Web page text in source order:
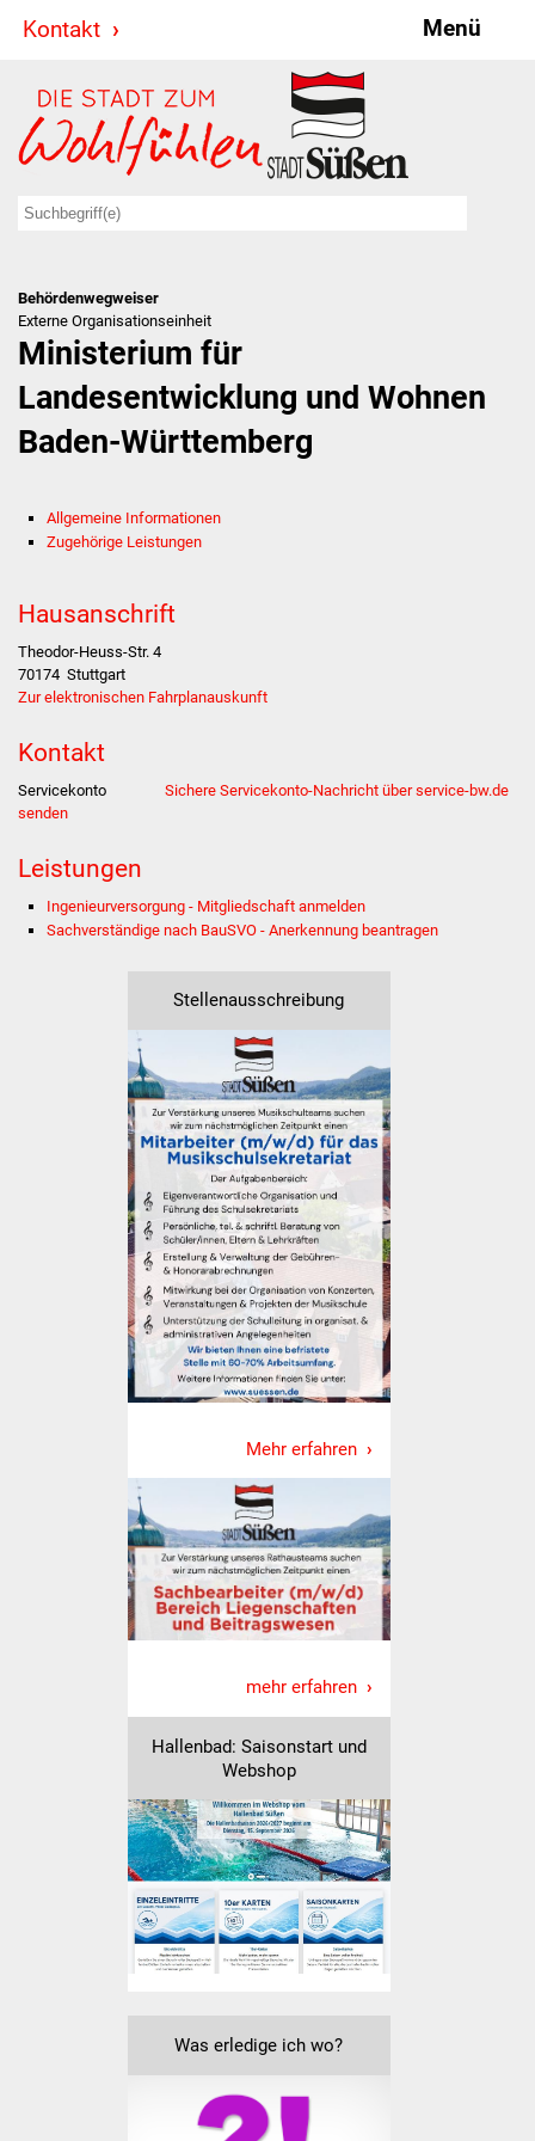
Kontakt Menü
Stadt & Politik
Bürgermeister
Jugendbeirat
Ortsrecht
Wahlen
Stadtinfo
Jubiläumsjahr 2021
Partnerstädte
Projekte
Schulentwicklung Bizet
Sanierung Hallenbad
Ortsentwicklung
Presse
Bürger & Service
Lebenslagen
Formulare
Bürgerinfos
Bildung
Kindergärten
Kolping-Musikschule
Behördenwegweiser
Externe Organisationseinheit
Ministerium für
Landesentwicklung und Wohnen
Baden-Württemberg
Allgemeine Informationen
Zugehörige Leistungen
Hausanschrift
Theodor-Heuss-Str. 4
70174 Stuttgart
Zur elektronischen Fahrplanauskunft
Kontakt
Servicekonto
Sichere Servicekonto-Nachricht über service-bw.de
senden
Leistungen
Ingenieurversorgung - Mitgliedschaft anmelden
Sachverständige nach BauSVO - Anerkennung beantragen
Stellenausschreibung
Mehr erfahren
mehr erfahren
Hallenbad: Saisonstart und
Webshop
Was erledige ich wo?